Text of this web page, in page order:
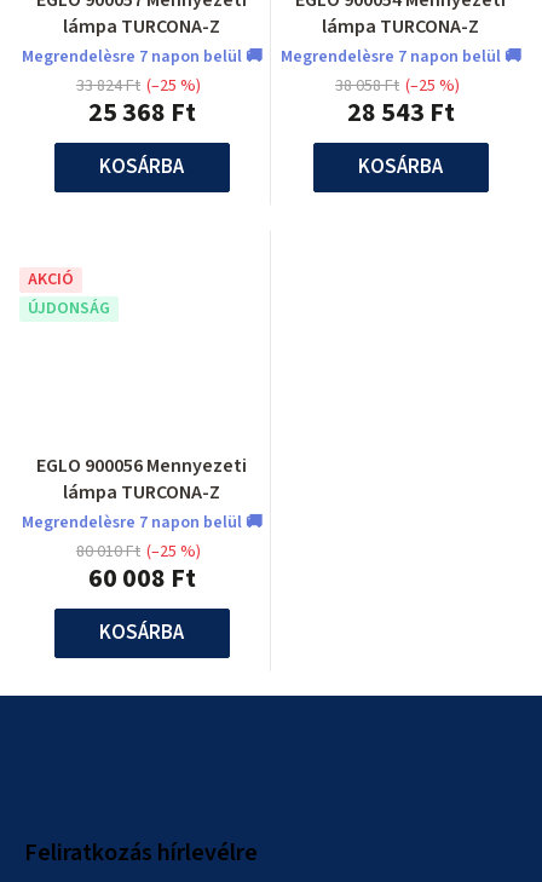
lámpa TURCONA-Z
Megrendelèsre 7 napon belül 🚚
25 368 Ft
33 824 Ft (–25 %)
KOSÁRBA
lámpa TURCONA-Z
Megrendelèsre 7 napon belül 🚚
28 543 Ft
38 058 Ft (–25 %)
KOSÁRBA
AKCIÓ
ÚJDONSÁG
EGLO 900056 Mennyezeti
lámpa TURCONA-Z
Megrendelèsre 7 napon belül 🚚
60 008 Ft
80 010 Ft (–25 %)
KOSÁRBA
Feliratkozás hírlevélre